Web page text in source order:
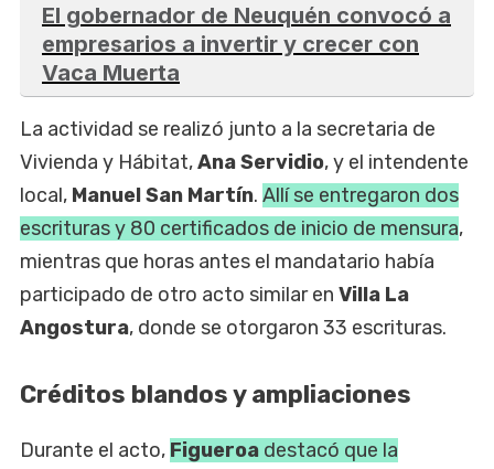
El gobernador de Neuquén convocó a
empresarios a invertir y crecer con
Vaca Muerta
La actividad se realizó junto a la secretaria de
Vivienda y Hábitat,Ana Servidio, y el intendente
local, Manuel San Martín. Allí se entregaron dos
escrituras y 80 certificados de inicio de mensura,
mientras que horas antes el mandatario había
participado de otro acto similar en Villa La
Angostura, donde se otorgaron 33 escrituras.
Créditos blandos y ampliaciones
Durante el acto, Figueroa destacó que la